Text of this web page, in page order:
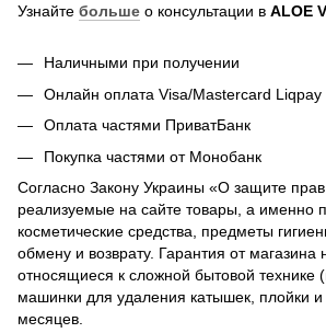
Узнайте больше о консультации в ALOE
Наличными при получении
Онлайн оплата Visa/Mastercard Liqpay
Оплата частями ПриватБанк
Покупка частями от Монобанк
Согласно Закону Украины «О защите прав
реализуемые на сайте товары, а
косметические средства, предметы
обмену и возврату. Гарантия от магазина
относящиеся к сложной бытовой технике
машинки для удаления катышек, плойки
месяцев.